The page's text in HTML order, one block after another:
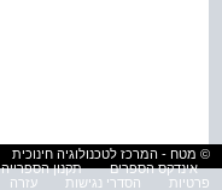
© מטח - המרכז לטכנולוגיה חינוכית
אינדקס הספרים
תקנון הספרייה
פרטיות
הסדרי נגישות עזרה